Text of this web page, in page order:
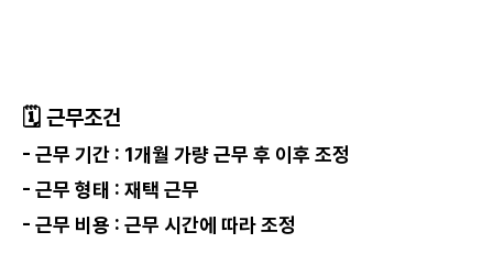
🗓️ 근무조건
- 근무 기간 : 1개월 가량 근무 후 이후 조정
- 근무 형태 : 재택 근무
- 근무 비용 : 근무 시간에 따라 조정